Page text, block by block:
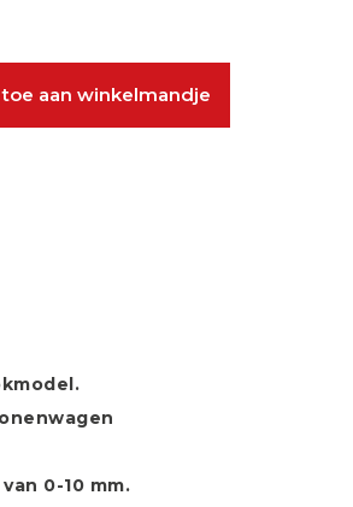
0-10 mm.